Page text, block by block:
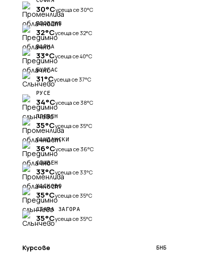
30°Cусеща се 30°C
ПЛОВДИВ
32°Cусеща се 32°C
ВАРНА
33°Cусеща се 40°C
БУРГАС
31°Cусеща се 37°C
РУСЕ
34°Cусеща се 38°C
ПЛЕВЕН
35°Cусеща се 35°C
САНДАНСКИ
36°Cусеща се 36°C
СЛИВЕН
33°Cусеща се 33°C
ХАСКОВО
35°Cусеща се 35°C
СТАРА ЗАГОРА
35°Cусеща се 35°C
Курсове БНБ